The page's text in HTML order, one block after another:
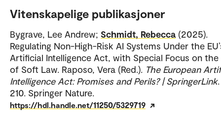
Vitenskapelige publikasjoner
Bygrave, Lee Andrew; Schmidt, Rebecca (2025).
Regulating Non-High-Risk AI Systems Under the
Artificial Intelligence Act, with Special Focus on the
of Soft Law. Raposo, Vera (Red.). The European
Intelligence Act: Promises and Perils? | SpringerLink
210. Springer Nature.
https://hdl.handle.net/11250/5329719